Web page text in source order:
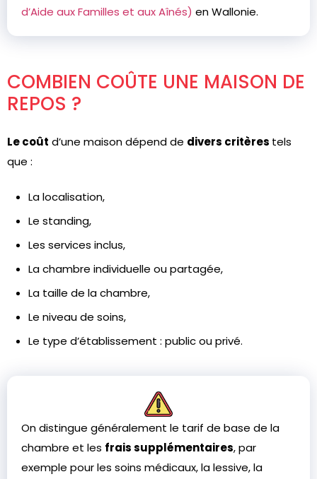
d’Aide aux Familles et aux Aînés) en Wallonie.
COMBIEN COÛTE UNE MAISON DE
REPOS ?
Le coût d’une maison dépend de divers critères tels
que :
La localisation,
Le standing,
Les services inclus,
La chambre individuelle ou partagée,
La taille de la chambre,
Le niveau de soins,
Le type d’établissement : public ou privé.
On distingue généralement le tarif de base de la
chambre et les frais supplémentaires, par
exemple pour les soins médicaux, la lessive, la